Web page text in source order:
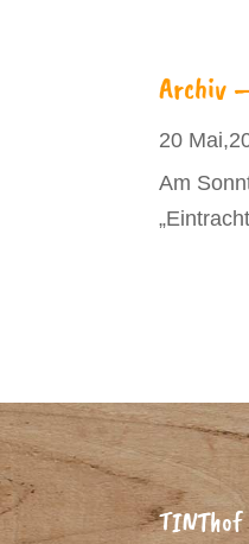
Archiv
20
Am
TINThof